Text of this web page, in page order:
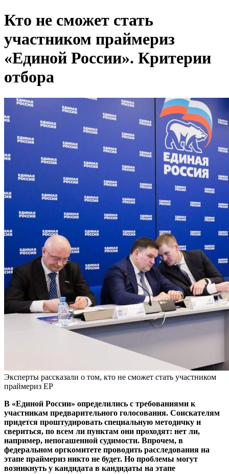
Кто не сможет стать
участником праймериз
«Единой России». Критерии
отбора
Эксперты рассказали о том, кто не сможет стать участником
праймериз ЕР
В «Единой России» определились с требованиями к
участникам предварительного голосования. Соискателям
придется проштудировать специальную методичку и
свериться, по всем ли пунктам они проходят: нет ли,
например, непогашенной судимости. Впрочем, в
федеральном оргкомитете проводить расследования на
этапе праймериз никто не будет. Но проблемы могут
возникнуть у кандидата в кандидаты на этапе